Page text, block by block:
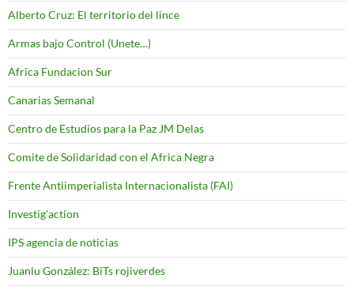
Alberto Cruz: El territorio del lince
Armas bajo Control (Unete…)
Africa Fundacion Sur
Canarias Semanal
Centro de Estudios para la Paz JM Delas
Comite de Solidaridad con el Africa Negra
Frente Antiimperialista Internacionalista (FAI)
Investig'action
IPS agencia de noticias
Juanlu González: BiTs rojiverdes